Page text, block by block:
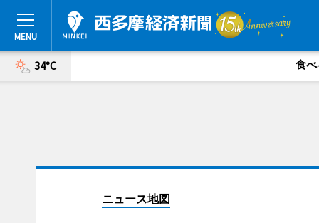
34°C 食べ
ニュース地図